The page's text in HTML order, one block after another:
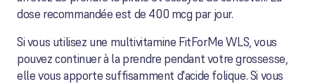
dose recommandée est de 400 mcg par jour.
Si vous utilisez une multivitamine FitForMe WLS, vous
pouvez continuer à la prendre pendant votre grossesse,
elle vous apporte suffisamment d'acide folique. Si vous